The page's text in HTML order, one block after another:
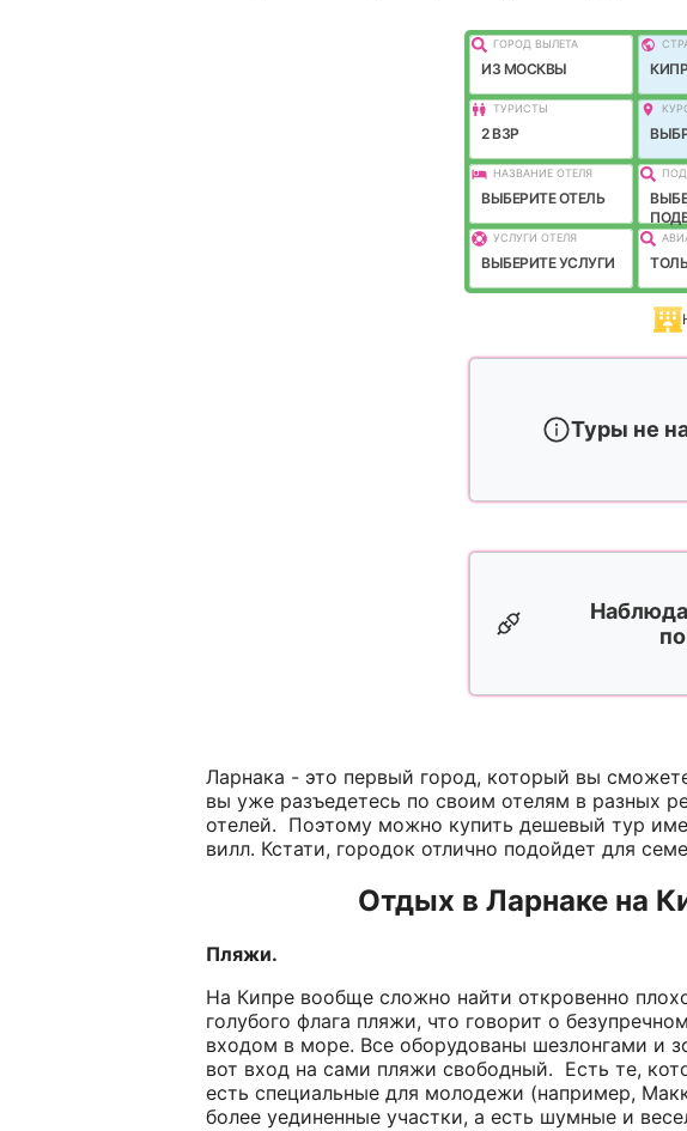
ГОРОД ВЫЛEТА
ИЗ МОСКВЫ КИПР
ТУРИСТЫ
2 ВЗР
НАЗВАНИЕ ОТЕЛЯ
ВЫБЕРИТЕ ОТЕЛЬ
УСЛУГИ ОТЕЛЯ
ВЫБЕРИТЕ УСЛУГИ
Туры не
Ларнака - это первый город, который вы
вы уже разъедетесь по своим отелям в разных
отелей. Поэтому можно купить дешевый тур
вилл. Кстати, городок отлично подойдет для
Отдых в Ларнаке на
Пляжи.
На Кипре вообще сложно найти откровенно
голубого флага пляжи, что говорит о
входом в море. Все оборудованы шезлонгами и
вот вход на сами пляжи свободный. Есть те,
есть специальные для молодежи (например,
более уединенные участки, а есть шумные и